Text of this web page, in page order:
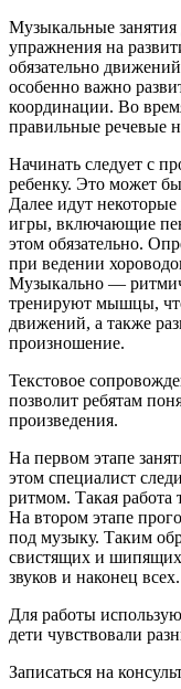
Музыкальные
упражнения на
обязательно
особенно важно
координации. Во
правильные речевые
Начинать следует с
ребенку. Это может
Далее идут
игры, включающие
этом обязательно.
при ведении
Музыкально —
тренируют мышцы,
движений, а также
произношение.
Текстовое
позволит ребятам
произведения.
На первом этапе
этом специалист
ритмом. Такая работа
На втором этапе
под музыку. Таким
свистящих и
звуков и наконец всех.
Для работы
дети чувствовали
Записаться на